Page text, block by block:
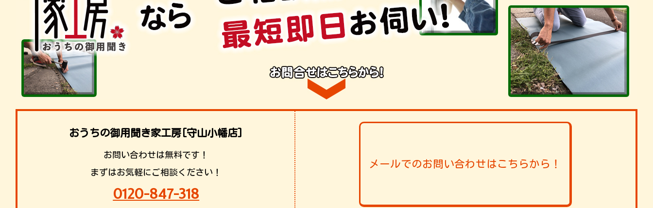
おうちの御用聞き家工房[守山小幡店]
お問い合わせは無料です！
まずはお気軽にご相談ください！
0120-847-318
メールでのお問い合わせはこちらから！